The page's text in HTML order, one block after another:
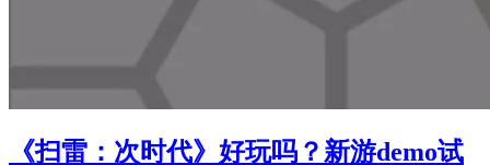
《扫雷：次时代》好玩吗？新游demo试